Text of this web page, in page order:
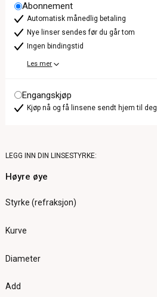
Abonnement
Automatisk månedlig betaling
Nye linser sendes før du går tom
Ingen bindingstid
Les mer
Engangskjøp
Kjøp nå og få linsene sendt hjem til deg
LEGG INN DIN LINSESTYRKE:
Høyre øye
Styrke (refraksjon)
Kurve
Diameter
Add